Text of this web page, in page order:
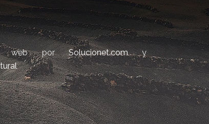
web porSolucionet.comy